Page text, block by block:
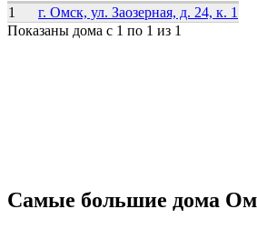
1
г. Омск, ул. Заозерная, д. 24, к. 1
Показаны дома с 1 по 1 из 1
Самые большие дома